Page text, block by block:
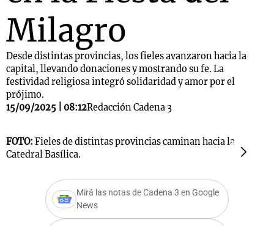
Milagro
Desde distintas provincias, los fieles avanzaron hacia la
capital, llevando donaciones y mostrando su fe. La
festividad religiosa integró solidaridad y amor por el
prójimo.
15/09/2025 | 08:12Redacción Cadena 3
FOTO: Fieles de distintas provincias caminan hacia la
Catedral Basílica.
Mirá las notas de Cadena 3 en Google
News